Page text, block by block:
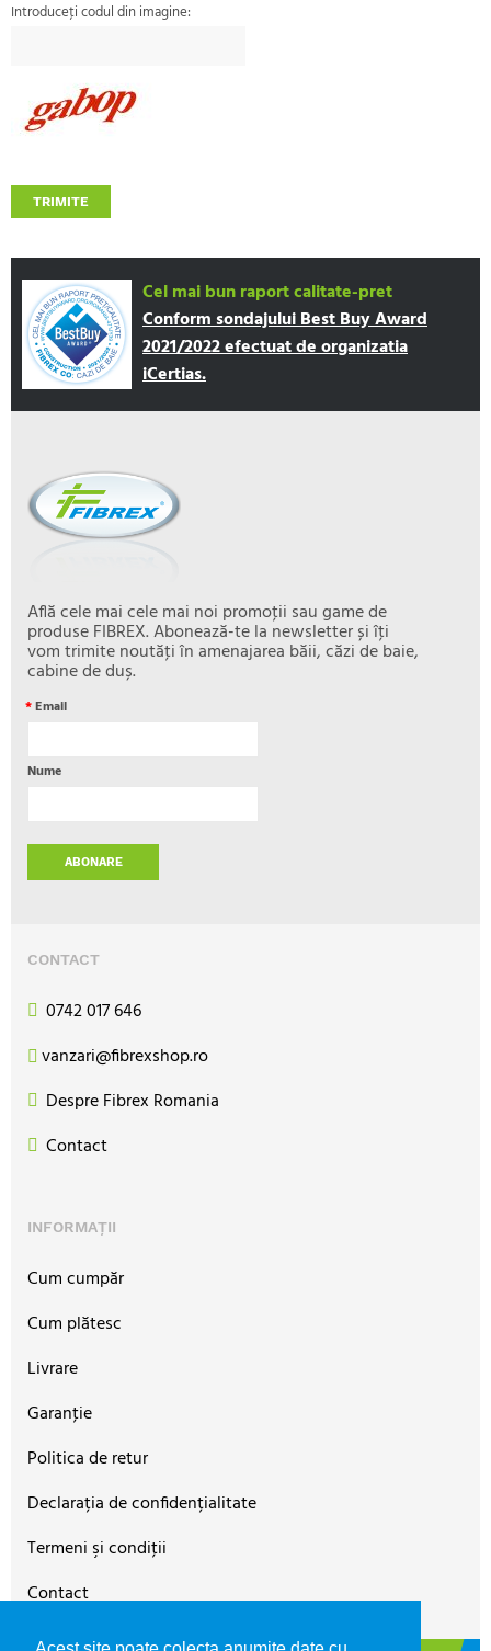
Introduceţi codul din imagine:
TRIMITE
Cel mai bun raport calitate-pret
Conform sondajului Best Buy Award
2021/2022 efectuat de organizatia
iCertias.
Află cele mai cele mai noi promoţii sau game de
produse FIBREX. Abonează-te la newsletter și îţi
vom trimite noutăţi în amenajarea băii, căzi de baie,
cabine de duș.
*Email
Nume
ABONARE
CONTACT
0742 017 646
vanzari@fibrexshop.ro
Despre Fibrex Romania
Contact
INFORMAȚII
Cum cumpăr
Cum plătesc
Livrare
Garanţie
Politica de retur
Declarația de confidențialitate
Termeni şi condiţii
Contact